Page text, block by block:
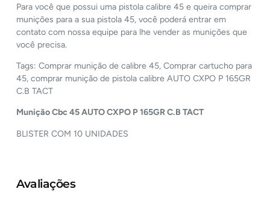
Para você que possui uma pistola calibre 45 e queira comprar
munições para a sua pistola 45, você poderá entrar em
contato com nossa equipe para lhe vender as munições que
você precisa.
Tags: Comprar munição de calibre 45, Comprar cartucho para
45, comprar munição de pistola calibre AUTO CXPO P 165GR
C.B TACT
Munição Cbc45 AUTO CXPO P 165GR C.B TACT
BLISTER COM 10 UNIDADES
Avaliações